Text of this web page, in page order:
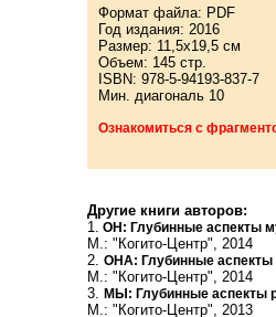
Формат файла: PDF
Год издания: 2016
Размер: 11,5x19,5 см
Объем: 145 стр.
ISBN: 978-5-94193-837-7
Мин. диагональ 10
Ознакомиться с
Другие книги авторов:
1. ОН: Глубинные аспекты
М.: "Когито-Центр", 2014
2. ОНА: Глубинные аспекты
М.: "Когито-Центр", 2014
3. МЫ: Глубинные аспекты
М.: "Когито-Центр", 2013